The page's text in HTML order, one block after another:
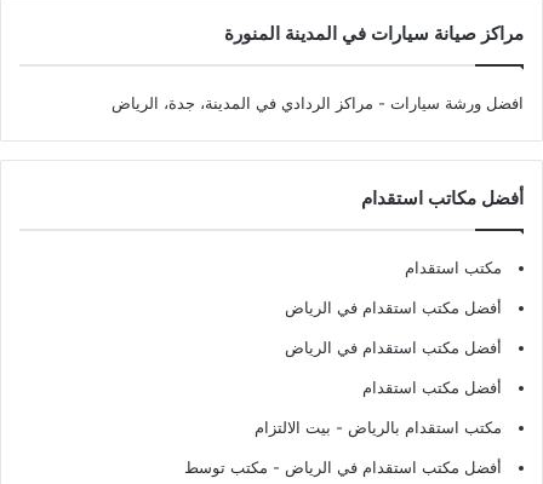
مراكز صيانة سيارات في المدينة المنورة
افضل ورشة سيارات - مراكز الردادي في المدينة، جدة، الرياض
أفضل مكاتب استقدام
مكتب استقدام
أفضل مكتب استقدام في الرياض
أفضل مكتب استقدام في الرياض
أفضل مكتب استقدام
مكتب استقدام بالرياض - بيت الالتزام
أفضل مكتب استقدام في الرياض - مكتب توسط